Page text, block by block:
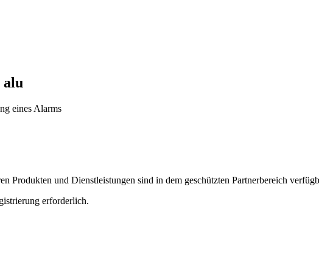
alu
eines Alarms
Produkten und Dienstleistungen sind in dem geschützten Partnerbereich
erforderlich.